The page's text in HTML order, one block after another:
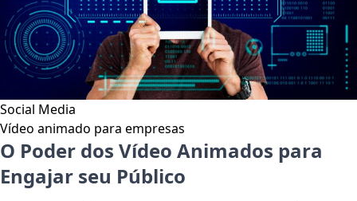
Social Media
Vídeo animado para empresas
O Poder dos Vídeo Animados para
Engajar seu Público